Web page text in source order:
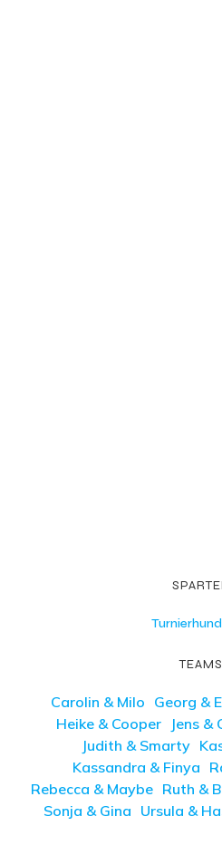
Carolin & Milo Georg &
Heike & Cooper
Jens &
Judith & Smarty
Kassandra & Finya
Rebecca & Maybe Ruth &
Sonja & Gina Ursula &